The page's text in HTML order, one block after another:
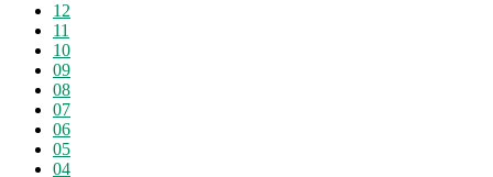
12
11
10
09
08
07
06
05
04